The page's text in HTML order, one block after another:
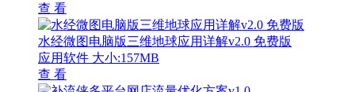
查 看
水经微图电脑版三维地球应用详解v2.0 免费版
应用软件 大小:157MB
查 看